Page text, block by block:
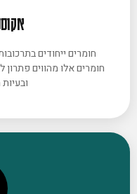
חומרים ייחודים
חומרים אלו מהווים